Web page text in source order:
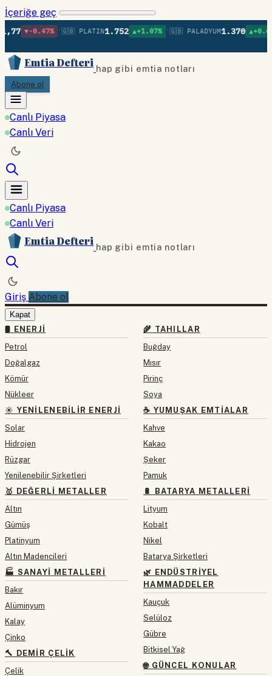
İçeriğe geç
• 🇬🇧 PLATIN1.752 ▲+1.07% • 🇬🇧 PALADYUM1.370 ▲+0.60% • 🇬🇧
Emtia Defteri hap gibi emtia notları
Abone ol
Canlı Piyasa
Canlı Veri
Canlı Piyasa
Canlı Veri
Emtia Defteri hap gibi emtia notları
Giriş Abone ol
Kapat
🛢 ENERJI
Petrol
Doğalgaz
Kömür
Nükleer
☀️ YENILENEBILIR ENERJI
Solar
Hidrojen
Rüzgar
Yenilenebilir Şirketleri
🥇 DEĞERLI METALLER
Altın
Gümüş
Platinyum
Altın Madencileri
🏭 SANAYI METALLERI
Bakır
Alüminyum
Kalay
Çinko
🔨 DEMIR ÇELIK
Çelik
🌾 TAHILLAR
Buğday
Mısır
Pirinç
Soya
☕ YUMUŞAK EMTIALAR
Kahve
Kakao
Şeker
Pamuk
🔋 BATARYA METALLERI
Lityum
Kobalt
Nikel
Batarya Şirketleri
🌿 ENDÜSTRIYEL
HAMMADDELER
Kauçuk
Selüloz
Gübre
Bitkisel Yağ
🌐 GÜNCEL KONULAR